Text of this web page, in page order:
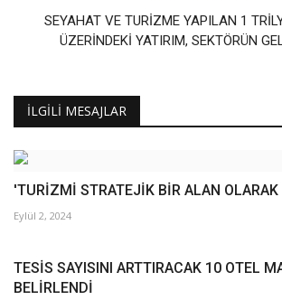
SEYAHAT VE TURİZME YAPILAN 1
ÜZERİNDEKİ YATIRIM, SEKTÖRÜN
İLGILI MESAJLAR
'TURİZMİ STRATEJİK BİR ALAN OLARAK
Eylül 2, 2024
TESİS SAYISINI ARTTIRACAK 10 OTEL
BELİRLENDİ